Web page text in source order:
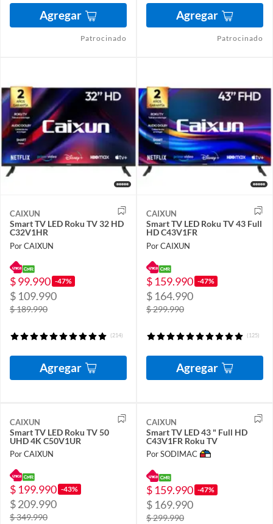
Agregar
Patrocinado
Agregar
Patrocinado
CAIXUN
Smart TV LED Roku TV 32 HD
C32V1HR
Por CAIXUN
$ 99.990 -47%
$ 109.990
$ 189.990
(214)
Agregar
CAIXUN
Smart TV LED Roku TV 43 Full
HD C43V1FR
Por CAIXUN
$ 159.990 -47%
$ 164.990
$ 299.990
(125)
Agregar
CAIXUN
Smart TV LED Roku TV 50
UHD 4K C50V1UR
Por CAIXUN
$ 199.990 -43%
$ 209.990
$ 349.990
CAIXUN
Smart TV LED 43 " Full HD
C43V1FR Roku TV
Por SODIMAC
$ 159.990 -47%
$ 169.990
$ 299.990